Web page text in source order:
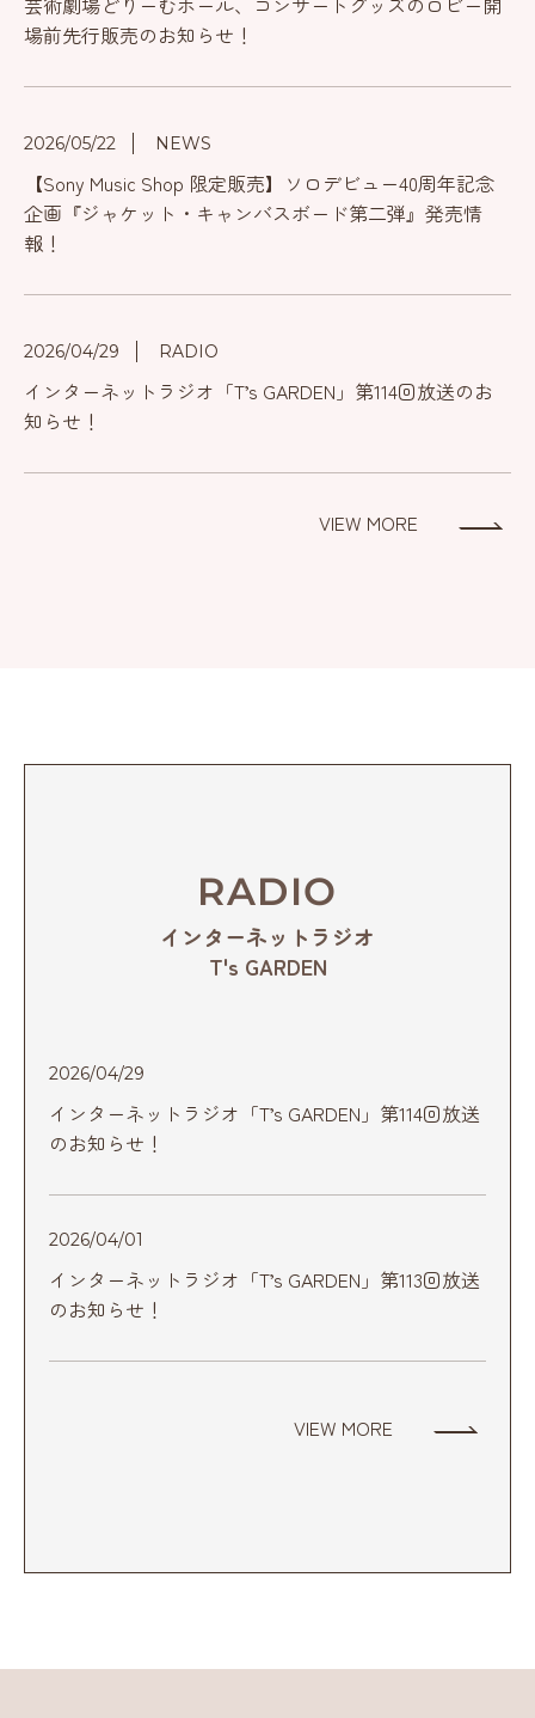
場前先行販売のお知らせ！
2026/05/22 NEWS
【Sony Music Shop 限定販売】ソロデビュー40周年記念
企画『ジャケット・キャンバスボード第二弾』発売情
報！
2026/04/29 RADIO
インターネットラジオ「T’s GARDEN」第114回放送のお
知らせ！
VIEW MORE
RADIO
インターネットラジオ
T's GARDEN
2026/04/29
インターネットラジオ「T’s GARDEN」第114回放送
のお知らせ！
2026/04/01
インターネットラジオ「T’s GARDEN」第113回放送
のお知らせ！
VIEW MORE